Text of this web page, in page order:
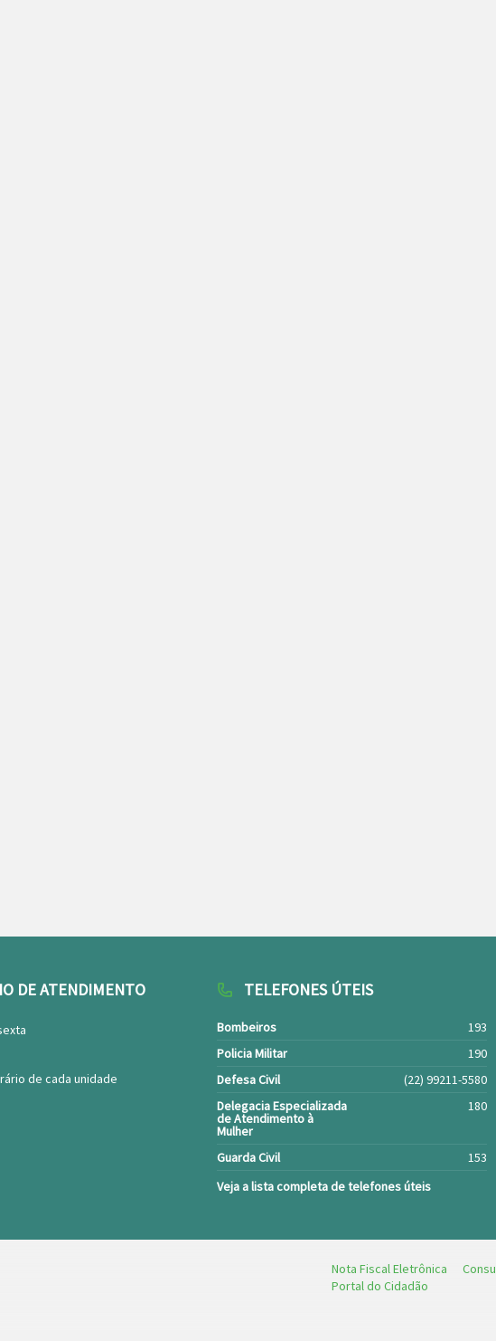
DE ATENDIMENTO
de cada unidade
TELEFONES ÚTEIS
Bombeiros
193
Policia Militar
190
Defesa Civil
(22) 99211-5580
Delegacia Especializada
de Atendimento à
Mulher
180
Guarda Civil
153
Veja a lista completa de telefones úteis
Nota Fiscal Eletrônica
Portal do Cidadão